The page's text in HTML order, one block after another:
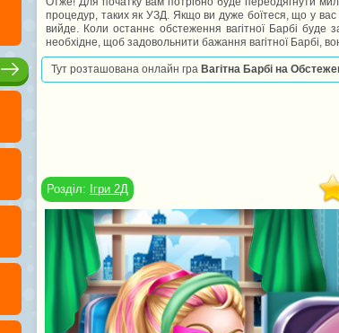
процедур, таких як УЗД. Якщо ви дуже боїтеся, що у
вийде. Коли останнє обстеження вагітної Барбі
необхідне, щоб задовольнити бажання вагітної Барбі,
Тут розташована онлайн гра Вагітна Барбі на
Розділ: Ігри 2Д